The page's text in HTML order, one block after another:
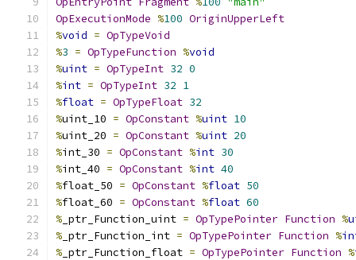
OpExecutionMode %100 OriginUpperLeft
%void = OpTypeVoid
%3 = OpTypeFunction %void
%uint = OpTypeInt 32 0
%int = OpTypeInt 32 1
%float = OpTypeFloat 32
%uint_10 = OpConstant %uint 10
%uint_20 = OpConstant %uint 20
%int_30 = OpConstant %int 30
%int_40 = OpConstant %int 40
%float_50 = OpConstant %float 50
%float_60 = OpConstant %float 60
% _ptr_Function_uint = OpTypePointer Function %
% _ptr_Function_int = OpTypePointer Function %
% _ptr_Function_float = OpTypePointer Function %